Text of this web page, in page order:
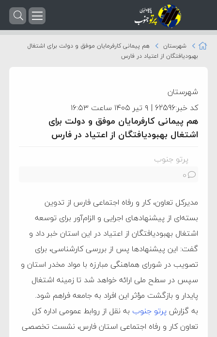
شهرستان
هم پیمانی کارفرمایان موفق و دولت برای اشتغال
بهبودیافتگان از اعتیاد در فارس
شهرستان
کد خبر:62596 | ۹ تیر ۱۴۰۵ ساعت ۱۶:۵۳
هم پیمانی کارفرمایان موفق و دولت برای
اشتغال بهبودیافتگان از اعتیاد در فارس
پرتو جنوب
0
مدیرکل تعاون، کار و رفاه اجتماعی فارس از تدوین
بسته‌ای از پیشنهادهای اجرایی و الزام‌آور برای توسعه
اشتغال بهبودیافتگان از اعتیاد در این استان خبر داد و
گفت: این پیشنهادها پس از بررسی کارشناسی، برای
تصویب در شورای هماهنگی مبارزه با مواد مخدر استان و
سپس در سطح ملی ارائه خواهد شد تا زمینه اشتغال
پایدار و بازگشت مؤثر این افراد به جامعه فراهم شود.
به گزارش پرتو جنوب به نقل از روابط‌ عمومی اداره‌ کل
تعاون کار و رفاه اجتماعی استان فارس، نشست تخصصی